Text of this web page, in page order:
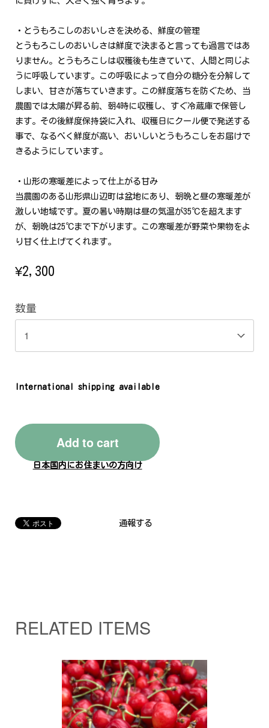
・とうもろこしのおいしさを決める、鮮度の管理
とうもろこしのおいしさは鮮度で決まると言っても過言ではあ
りません。とうもろこしは収穫後も生きていて、人間と同じよ
うに呼吸しています。この呼吸によって自分の糖分を分解して
しまい、甘さが落ちていきます。この鮮度落ちを防ぐため、当
農園では太陽が昇る前、朝4時に収穫し、すぐ冷蔵庫で保管し
ます。その後鮮度保持袋に入れ、収穫日にクール便で発送する
事で、なるべく鮮度が高い、おいしいとうもろこしをお届けで
きるようにしています。
・山形の寒暖差によって仕上がる甘み
当農園のある山形県山辺町は盆地にあり、朝晩と昼の寒暖差が
激しい地域です。夏の暑い時期は昼の気温が35℃を超えます
が、朝晩は25℃まで下がります。この寒暖差が野菜や果物をよ
り甘く仕上げてくれます。
¥2,300
数量
International shipping available
Add to cart
日本国内にお住まいの方向け
通報する
RELATED ITEMS